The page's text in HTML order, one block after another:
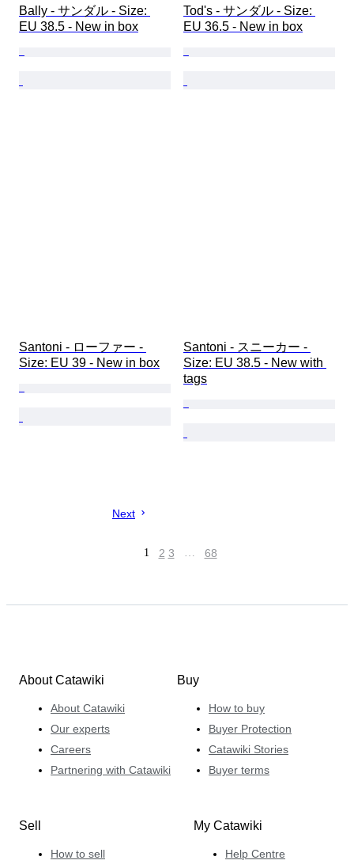
Bally - サンダル - Size:
EU 38.5 - New in box
Tod's - サンダル - Size:
EU 36.5 - New in box
Santoni - ローファー -
Size: EU 39 - New in box
Santoni - スニーカー -
Size: EU 38.5 - New with
tags
Next
1 2 3 … 68
About Catawiki
About Catawiki
Our experts
Careers
Partnering with Catawiki
Buy
How to buy
Buyer Protection
Catawiki Stories
Buyer terms
Sell
How to sell
My Catawiki
Help Centre